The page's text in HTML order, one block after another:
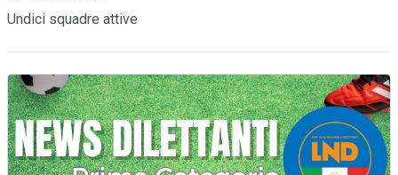
Undici squadre attive